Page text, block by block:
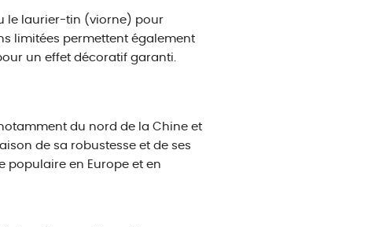
le laurier-tin (viorne) pour
limitées permettent également
un effet décoratif garanti.
du nord de la Chine et
de sa robustesse et de ses
populaire en Europe et en